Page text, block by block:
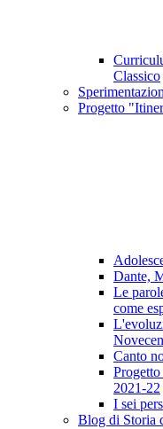
Classico
Progetto
Dante,
Le
come
Canto
2021-22
I sei
Blog di Storia